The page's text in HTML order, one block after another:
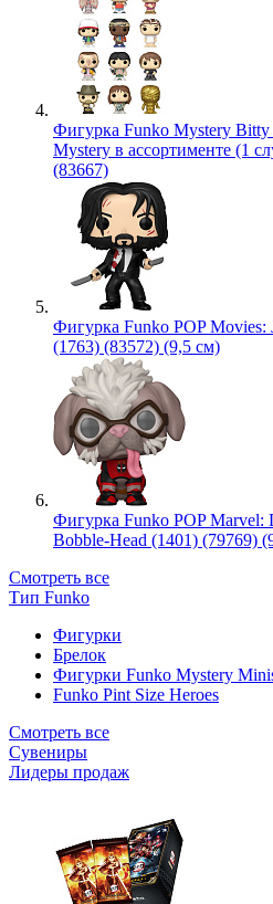
Фигурка Funko Mystery Bitty
Mystery в ассортименте (1
(83667)
Фигурка Funko POP Movies:
(1763) (83572) (9,5 см)
Фигурка Funko POP Marvel:
Bobble-Head (1401) (79769)
Смотреть все
Тип Funko
Фигурки
Брелок
Фигурки Funko Mystery
Funko Pint Size Heroes
Смотреть все
Сувениры
Лидеры продаж